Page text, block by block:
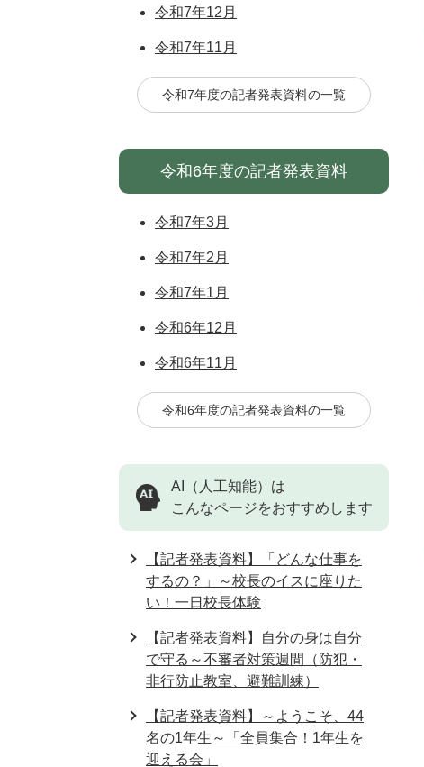
令和7年12月
令和7年11月
令和7年度の記者発表資料の一覧
令和6年度の記者発表資料
令和7年3月
令和7年2月
令和7年1月
令和6年12月
令和6年11月
令和6年度の記者発表資料の一覧
AI（人工知能）は
こんなページをおすすめします
【記者発表資料】「どんな仕事を
するの？」～校長のイスに座りた
い！一日校長体験
【記者発表資料】自分の身は自分
で守る～不審者対策週間（防犯・
非行防止教室、避難訓練）
【記者発表資料】～ようこそ、44
名の1年生～「全員集合！1年生を
迎える会」